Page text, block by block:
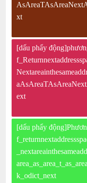
xt
[dấu phẩy
ext
[dấu phẩy
k_odict_next